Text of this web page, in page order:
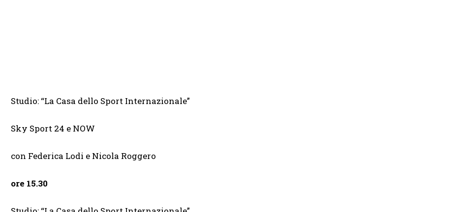
Studio: “La Casa dello Sport Internazionale”
Sky Sport 24 e NOW
con Federica Lodi e Nicola Roggero
ore 15.30